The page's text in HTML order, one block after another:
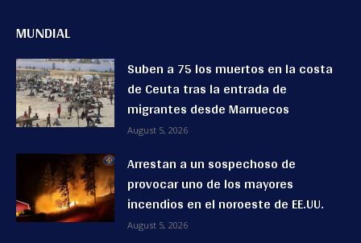
MUNDIAL
Suben a 75 los muertos en la costa
de Ceuta tras la entrada de
migrantes desde Marruecos
August 5, 2026
Arrestan a un sospechoso de
provocar uno de los mayores
incendios en el noroeste de EE.UU.
August 5, 2026